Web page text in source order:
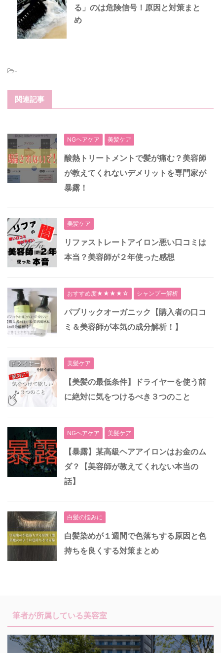
る」のは危険信号！原因と対策まと
め
-
関連記事
NGヘアケア 美髪ケア
酸熱トリートメントで髪が痛む？美容師
が教えてくれないデメリットを専門家が
暴露！
美髪ケア
リファストレートアイロン悪い口コミは
本当？美容師が２年使った感想
おすすめ度★★★★☆ シャンプー解析
パブリックオーガニック【購入者の口コ
ミ＆美容師が本気の成分解析！】
美髪ケア
【美髪の最低条件】ドライヤーを使う前
に絶対に気をつけるべき３つのこと
NGヘアケア 美髪ケア
【暴露】某高級ヘアアイロンはお金のム
ダ？【美容師が教えてくれない本当の
話】
白髪の悩みに
白髪染めが１週間で色落ちする原因と色
持ちを良くする対策まとめ
筆者が所属している美容室